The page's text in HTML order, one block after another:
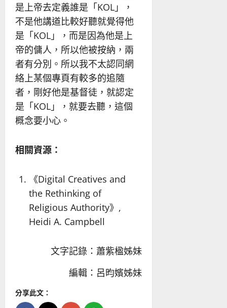
是上帝去定義誰是「KOL」，
不是他講道比較好聽就覺得他
是「KOL」，而是因為他是上
帝的傭人，所以他被按納，兩
者有分別。所以我不太認同網
絡上某個專頁有較多的追隨
者，剛好他是基督徒，就認定
是「KOL」，就要去聽，這個
概念要小心。
相關資源：
《Digital Creatives and
the Rethinking of
Religious Authority》 ,
Heidi A. Campbell
文字記錄：蕭紫楹姊妹
編輯：呂昀嬪姊妹
分享此文：